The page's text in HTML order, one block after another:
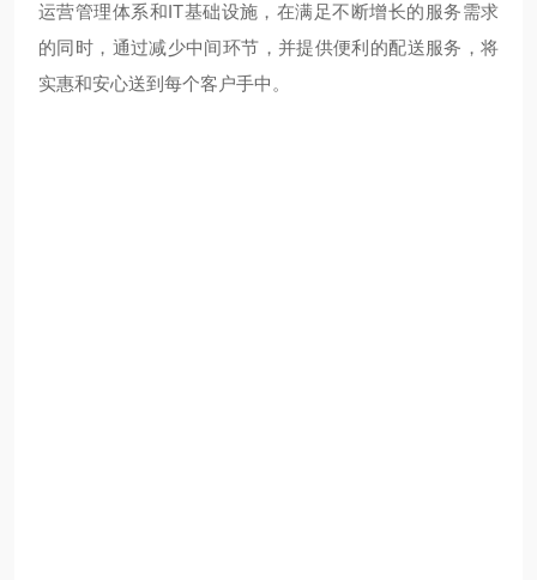
运营管理体系和IT基础设施，在满足不断增长的服务需求
的同时，通过减少中间环节，并提供便利的配送服务，将
实惠和安心送到每个客户手中。